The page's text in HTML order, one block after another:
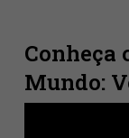
Conheça
Mundo: